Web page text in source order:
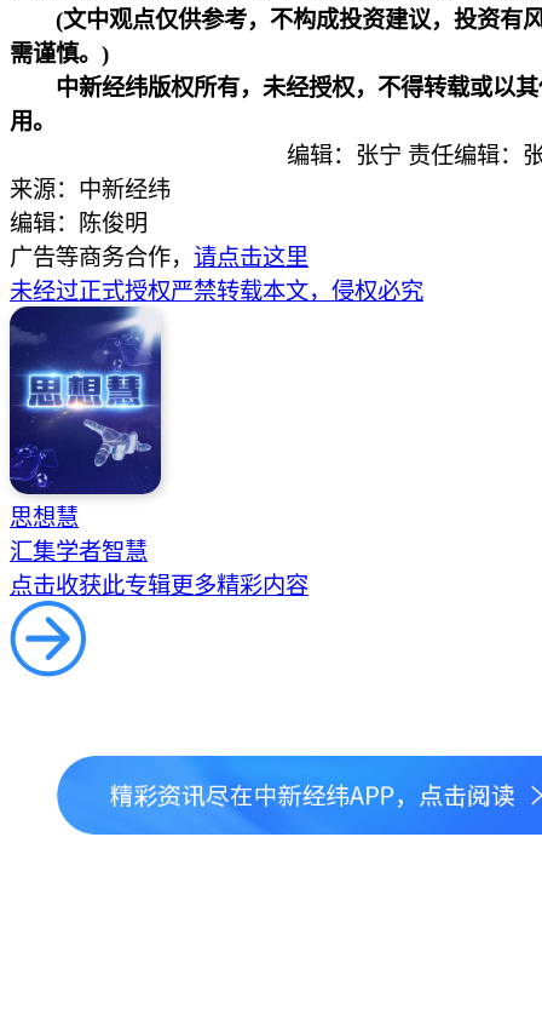
(文中观点仅供参考，不构成投资建议，投资有
需谨慎。)
中新经纬版权所有，未经授权，不得转载或以
用。
编辑：张宁 责任编辑：
来源：中新经纬
编辑：陈俊明
广告等商务合作， 请点击这里
未经过正式授权严禁转载本文，侵权必究
思想慧
汇集学者智慧
点击收获此专辑更多精彩内容